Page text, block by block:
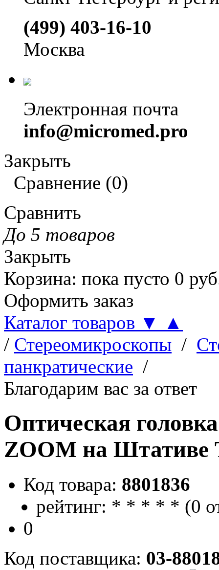
(499) 403-16-10
Москва
Электронная почта
info@micromed.pro
Закрыть
Сравнение (0)
Сравнить
До 5 товаров
Закрыть
Корзина: пока пусто 0
Оформить заказ
Каталог товаров ▼
▲
/ Стереомикроскопы /
панкратические /
Благодарим вас за ответ
Оптическая
ZOOM на Штативе
Код товара: 8801836
рейтинг: * * * * * (0
0
Код поставщика: 03-